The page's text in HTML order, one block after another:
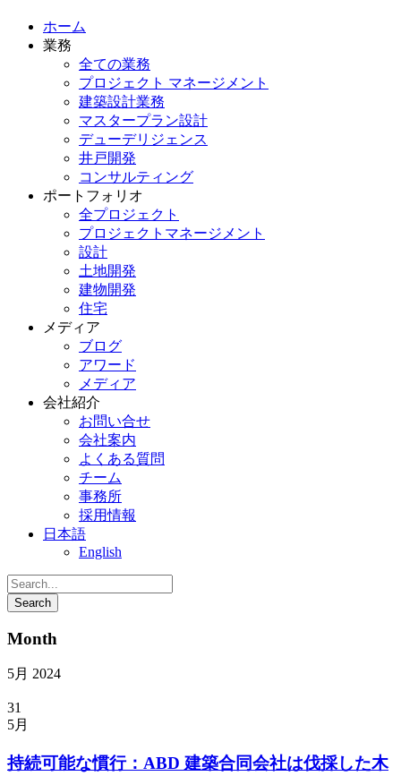
ホーム
業務
全ての業務
プロジェクト マネージメント
建築設計業務
マスタープラン設計
デューデリジェンス
井戸開発
コンサルティング
ポートフォリオ
全プロジェクト
プロジェクトマネージメント
設計
土地開発
建物開発
住宅
メディア
ブログ
アワード
メディア
会社紹介
お問い合せ
会社案内
よくある質問
チーム
事務所
採用情報
日本語
English
Month
5月 2024
31
5月
持続可能な慣行：ABD 建築合同会社は伐採した木